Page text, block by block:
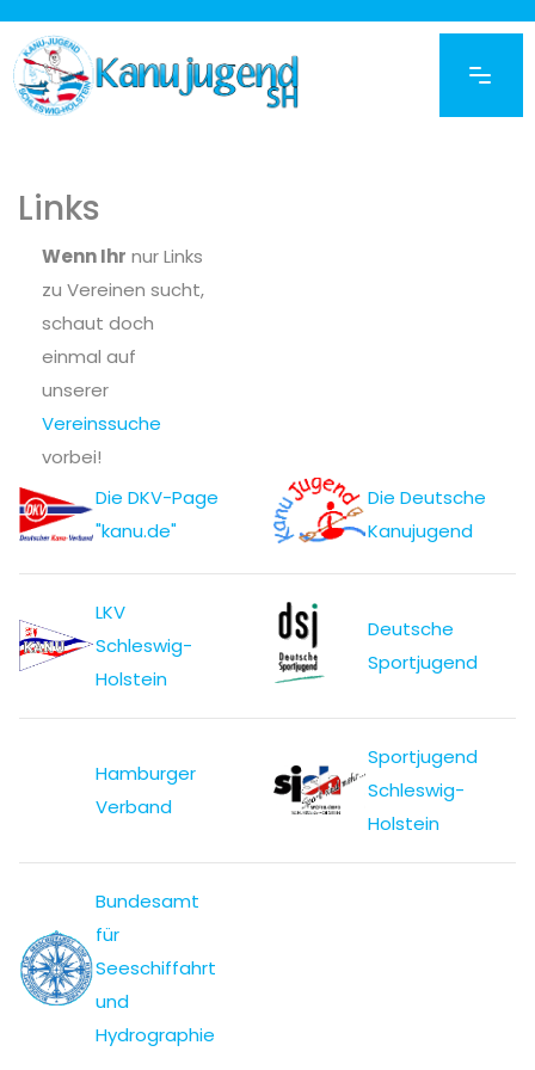
Links
Wenn Ihr nur Links
zu Vereinen sucht,
schaut doch
einmal auf
unserer
Vereinssuche
vorbei!
Die DKV-Page
"kanu.de"
Die Deutsche
Kanujugend
LKV
Schleswig-
Holstein
Deutsche
Sportjugend
Hamburger
Verband
Sportjugend
Schleswig-
Holstein
Bundesamt
für
Seeschiffahrt
und
Hydrographie